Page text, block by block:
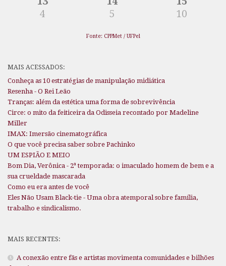
4
5
10
Fonte: CPPMet / UFPel
MAIS ACESSADOS:
Conheça as 10 estratégias de manipulação midiática
Resenha - O Rei Leão
Tranças: além da estética uma forma de sobrevivência
Circe: o mito da feiticeira da Odisseia recontado por Madeline
Miller
IMAX: Imersão cinematográfica
O que você precisa saber sobre Pachinko
UM ESPIÃO E MEIO
Bom Dia, Verônica - 2ª temporada: o imaculado homem de bem e a
sua crueldade mascarada
Como eu era antes de você
Eles Não Usam Black-tie - Uma obra atemporal sobre família,
trabalho e sindicalismo.
MAIS RECENTES:
A conexão entre fãs e artistas movimenta comunidades e bilhões